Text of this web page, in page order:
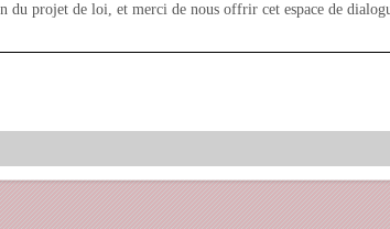
du projet de loi, et merci de nous offrir cet espace de